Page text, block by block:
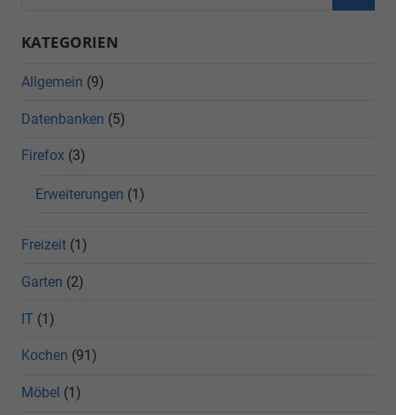
KATEGORIEN
Allgemein (9)
Datenbanken (5)
Firefox (3)
Erweiterungen (1)
Freizeit (1)
Garten (2)
IT (1)
Kochen (91)
Möbel (1)